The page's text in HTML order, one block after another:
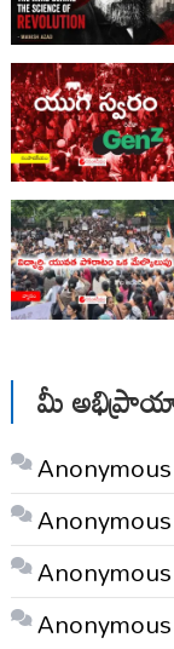
మీ
Anonymous
Anonymous
Anonymous
Anonymous